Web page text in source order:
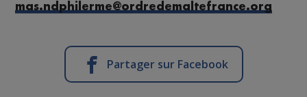
mas.ndphilerme@ordredemaltefrance.org
Partager sur Facebook